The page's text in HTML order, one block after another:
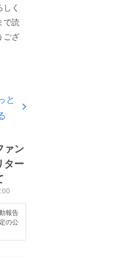
く
で読
ござ
と
ァン
ター
報告
の公